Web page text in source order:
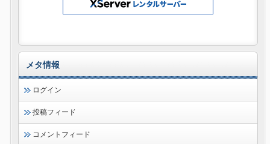
メタ情報
ログイン
投稿フィード
コメントフィード